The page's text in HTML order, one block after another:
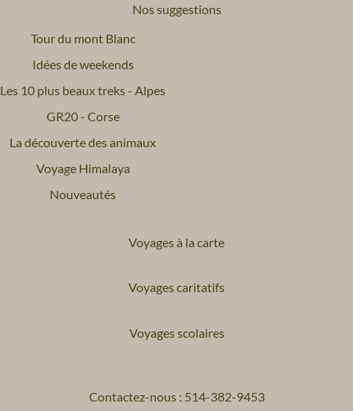
Nos suggestions
Tour du mont Blanc
Idées de weekends
Les 10 plus beaux treks - Alpes
GR20 - Corse
La découverte des animaux
Voyage Himalaya
Nouveautés
Voyages à la carte
Voyages caritatifs
Voyages scolaires
Contactez-nous : 514-382-9453